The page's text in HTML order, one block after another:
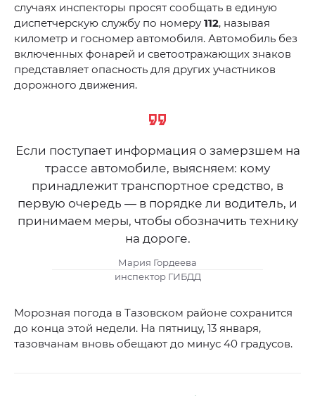
случаях инспекторы просят сообщать в единую
диспетчерскую службу по номеру 112, называя
километр и госномер автомобиля. Автомобиль без
включенных фонарей и светоотражающих знаков
представляет опасность для других участников
дорожного движения.
Если поступает информация о замерзшем на
трассе автомобиле, выясняем: кому
принадлежит транспортное средство, в
первую очередь — в порядке ли водитель, и
принимаем меры, чтобы обозначить технику
на дороге.
Мария Гордеева
инспектор ГИБДД
Морозная погода в Тазовском районе сохранится
до конца этой недели. На пятницу, 13 января,
тазовчанам вновь обещают до минус 40 градусов.